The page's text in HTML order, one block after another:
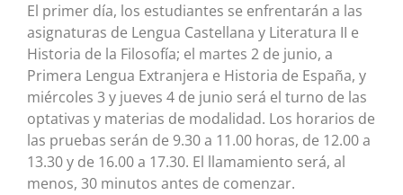
El primer día, los estudiantes se enfrentarán a las
asignaturas de Lengua Castellana y Literatura II e
Historia de la Filosofía; el martes 2 de junio, a
Primera Lengua Extranjera e Historia de España, y
miércoles 3 y jueves 4 de junio será el turno de las
optativas y materias de modalidad. Los horarios de
las pruebas serán de 9.30 a 11.00 horas, de 12.00 a
13.30 y de 16.00 a 17.30. El llamamiento será, al
menos, 30 minutos antes de comenzar.